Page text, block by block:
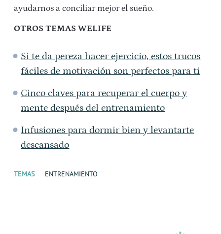
ayudarnos a conciliar mejor el sueño.
OTROS TEMAS WELIFE
Si te da pereza hacer ejercicio, estos trucos
fáciles de motivación son perfectos para ti
Cinco claves para recuperar el cuerpo y
mente después del entrenamiento
Infusiones para dormir bien y levantarte
descansado
TEMAS ENTRENAMIENTO